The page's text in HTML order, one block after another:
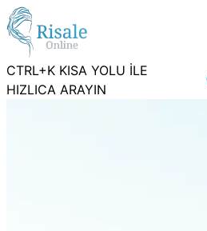
CTRL+K KISA YOLU İLE
HIZLICA ARAYIN